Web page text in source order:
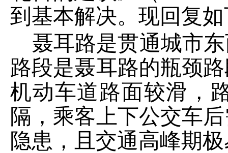
到基本解决。 现回复
聂耳路是贯通城市
路段是聂耳路的瓶颈
机动车道路面较滑，
隔，乘客上下公交车
隐患，且交通高峰期